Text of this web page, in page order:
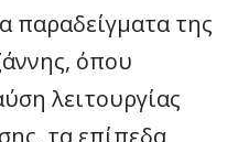
παραδείγματα της
όπου
λειτουργίας
τα επίπεδα